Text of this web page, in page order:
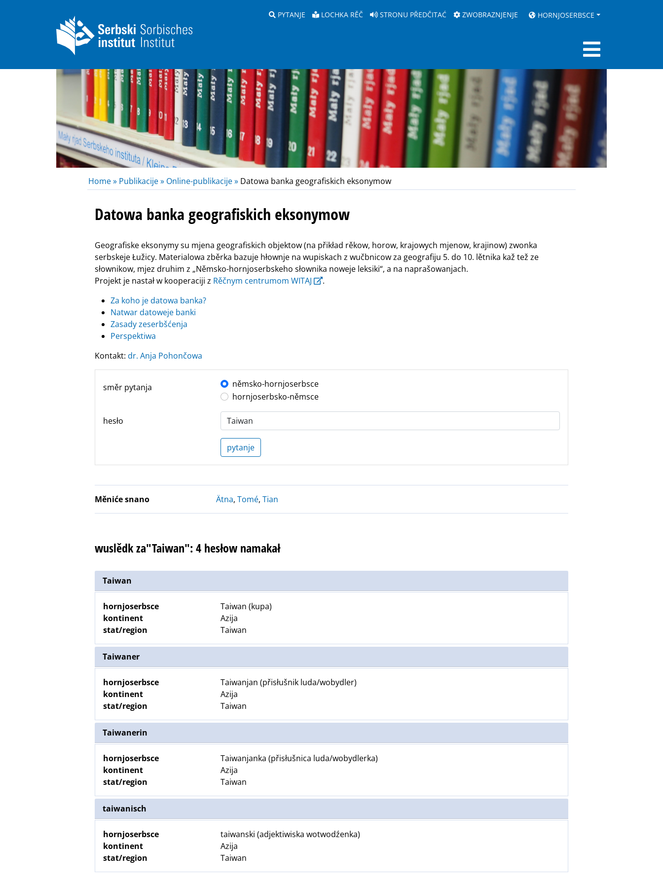
PYTANJE LOCHKA RĚČ STRONU PŘEDČITAĆ ZWOBRAZNJENJE HORNJOSERBSCE
Home » Publikacije » Online-publikacije » Datowa banka geografiskich eksonymow
Datowa banka geografiskich eksonymow
Geografiske eksonymy su mjena geografiskich objektow (na přikład rěkow, horow, krajowych mjenow, krajinow) zwonka
serbskeje Łužicy. Materialowa zběrka bazuje hłownje na wupiskach z wučbnicow za geografiju 5. do 10. lětnika kaž tež ze
słownikow, mjez druhim z „Němsko-hornjoserbskeho słownika noweje leksiki“, a na naprašowanjach.
Projekt je nastał w kooperaciji z Rěčnym centrumom WITAJ
.
Za koho je datowa banka?
Natwar datoweje banki
Zasady zeserbšćenja
Perspektiwa
Kontakt: dr. Anja Pohončowa
směr pytanja
němsko-hornjoserbsce
hornjoserbsko-němsce
hesło
pytanje
Měniće snano Ätna, Tomé, Tian
wuslědk za"Taiwan": 4 hesłow namakał
Taiwan
hornjoserbsce
Taiwan (kupa)
kontinent
Azija
stat/region
Taiwan
Taiwaner
hornjoserbsce
Taiwanjan (přisłušnik luda/wobydler)
kontinent
Azija
stat/region
Taiwan
Taiwanerin
hornjoserbsce
Taiwanjanka (přisłušnica luda/wobydlerka)
kontinent
Azija
stat/region
Taiwan
taiwanisch
hornjoserbsce
taiwanski (adjektiwiska wotwodźenka)
kontinent
Azija
stat/region
Taiwan